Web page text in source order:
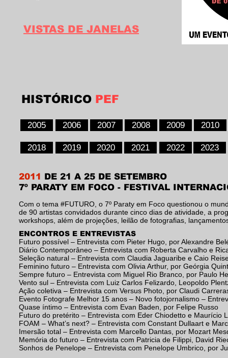
VISTAS DE JANELAS
HISTÓRICO PEF
2005 2006 2007 2008 2009 2010
2018 2019 2020 2021 2022 2023
2011 DE 21 A 25 DE SETEMBRO
7º PARATY EM FOCO - FESTIVAL
Com o tema #FUTURO, o 7º Paraty em Foco questionou o
de 90 artistas convidados durante cinco dias de atividade, a
workshops, além de projeções, leilão de fotografias,
ENCONTROS E ENTREVISTAS
Futuro possível – Entrevista com Pieter Hugo, por Alexandre
Diário Contemporâneo – Entrevista com Roberta Carvalho e
Seleção natural – Entrevista com Claudia Jaguaribe e Caio
Feminino futuro – Entrevista com Olivia Arthur, por Geórgia
Sempre futuro – Entrevista com Miguel Rio Branco, por Paulo
Vento sul – Entrevista com Luiz Carlos Felizardo, Leopoldo
Ação coletiva – Entrevista com Versus Photo, por Claudi
Evento Fotografe Melhor 15 anos – Novo fotojornalismo –
Quase íntimo – Entrevista com Evan Baden, por Felipe Russo
Futuro do pretérito – Entrevista com Eder Chiodetto e Maurício
FOAM – What’s next? – Entrevista com Constant Dullaart e
Imersão total – Entrevista com Marcello Dantas, por Mozart
Memória do futuro – Entrevista com Patricia de Filippi, David
Sonhos de Penelope – Entrevista com Penelope Umbrico, por